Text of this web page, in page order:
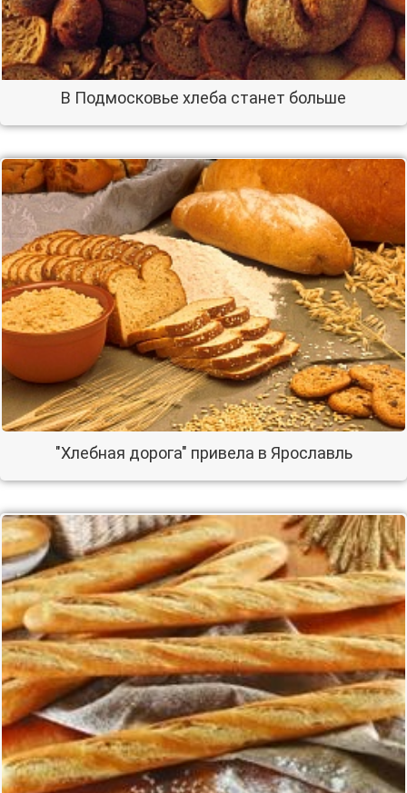
В Подмосковье хлеба станет больше
"Хлебная дорога" привела в Ярославль